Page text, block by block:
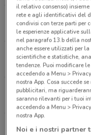
Via Emanuele
9.1 km
V.Le P.Nervi-
10 km
Largo
12.9 km
Via Leonardo
il relativo consenso)
rete e agli identificativi del
condivisi con terze parti per
le esperienze applicative
nel paragrafo 13.b della
anche essere utilizzati per
scientifiche e statistiche,
tendenze. Puoi modificare
accedendo a Menu >
nostra App. Cosa succede
pubblicitari, ma
saranno rilevanti per i tuoi
accedendo a Menu >
nostra App.
Noi e i nostri partner